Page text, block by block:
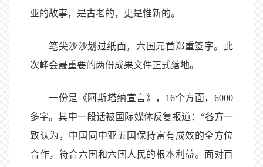
亚的故事，是古老的，更是惟新的。
笔尖沙沙划过纸面，六国元首郑重签字。此
次峰会最重要的两份成果文件正式落地。
一份是《阿斯塔纳宣言》，16个方面，6000
多字。其中一段话被国际媒体反复报道：“各方一
致认为，中国同中亚五国保持富有成效的全方位
合作，符合六国和六国人民的根本利益。面对百